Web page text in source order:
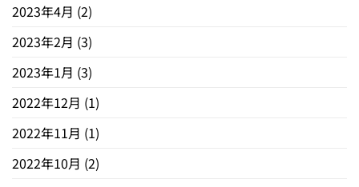
2023年4月 (2)
2023年2月 (3)
2023年1月 (3)
2022年12月 (1)
2022年11月 (1)
2022年10月 (2)